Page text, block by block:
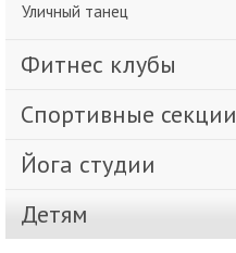
Уличный танец
Фитнес клубы
Спортивные секции
Йога студии
Детям